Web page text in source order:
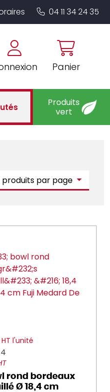
Panier
04 11 34 24 35
Produits
vert
produits par page
HT l'unité
rond bordeaux
Ø 18,4 cm